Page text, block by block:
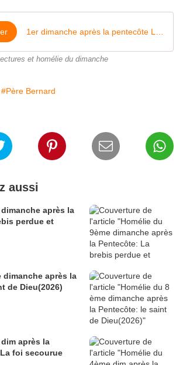
et homélie du dimanche
#Père Bernard
aussi
après la
perdue et
dimanche après la
de Dieu(2026)
après la
foi secourue